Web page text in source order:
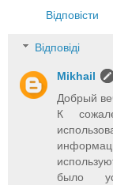
Відповісти
Відповіді
Mikhail
Добрый
К
было